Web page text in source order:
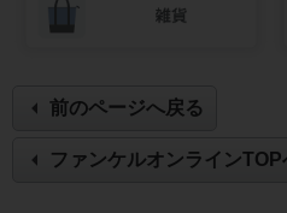
前のページへ戻る
ファンケルオンラインTOP